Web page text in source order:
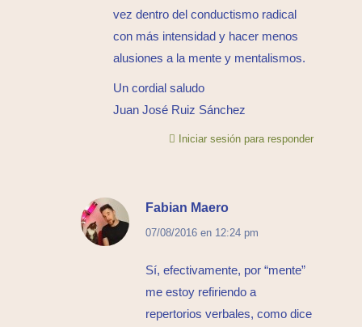
vez dentro del conductismo radical
con más intensidad y hacer menos
alusiones a la mente y mentalismos.
Un cordial saludo
Juan José Ruiz Sánchez
Iniciar sesión para responder
Fabian Maero
dice:
07/08/2016 en 12:24 pm
Sí, efectivamente, por “mente”
me estoy refiriendo a
repertorios verbales, como dice